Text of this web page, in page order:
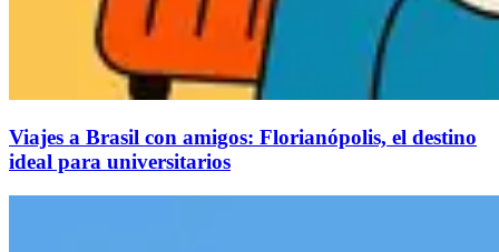
Viajes a Brasil con amigos: Florianópolis, el destino
ideal para universitarios